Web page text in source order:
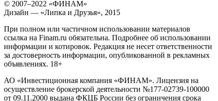
© 2007–2022 «ФИНАМ»
Дизайн — «Липка и Друзья», 2015
При полном или частичном использовании материалов
ссылка на Finam.ru обязательна. Подробнее об использовании
информации и котировок. Редакция не несет ответственности
за достоверность информации, опубликованной в рекламных
объявлениях. 18+
АО «Инвестиционная компания «ФИНАМ». Лицензия на
осуществление брокерской деятельности №177-02739-100000
от 09.11.2000 выдана ФКЦБ России без ограничения срока